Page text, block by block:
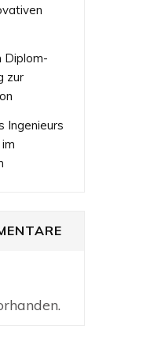
Diplom-
zur
Ingenieurs